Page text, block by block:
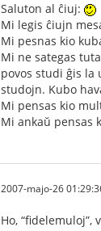
Saluton al ĉiuj:
Mi legis ĉiujn
Mi pesnas kio
Mi ne sategas
povos studi ĝis la
studojn. Kubo
Mi pensas kio
Mi ankaŭ pensas
2007-majo-26
Ho,